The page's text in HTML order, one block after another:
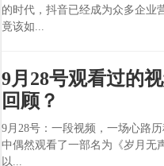
的时代，抖音已经成为众多企业
竟该如...
9月28号观看过的
回顾？
9月28号：一段视频，一场心路
中偶然观看了一部名为《岁月无
以...